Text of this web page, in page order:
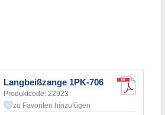
Langbeißzange 1PK-706
Produktcode: 22923
zu Favoriten hinzufügen